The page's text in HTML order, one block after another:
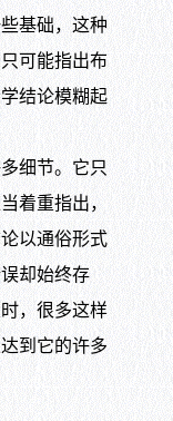
基础，这种
可能指出布
结论模糊起
细节。它只
着重指出，
以通俗形式
却始终存
，很多这样
到它的许多